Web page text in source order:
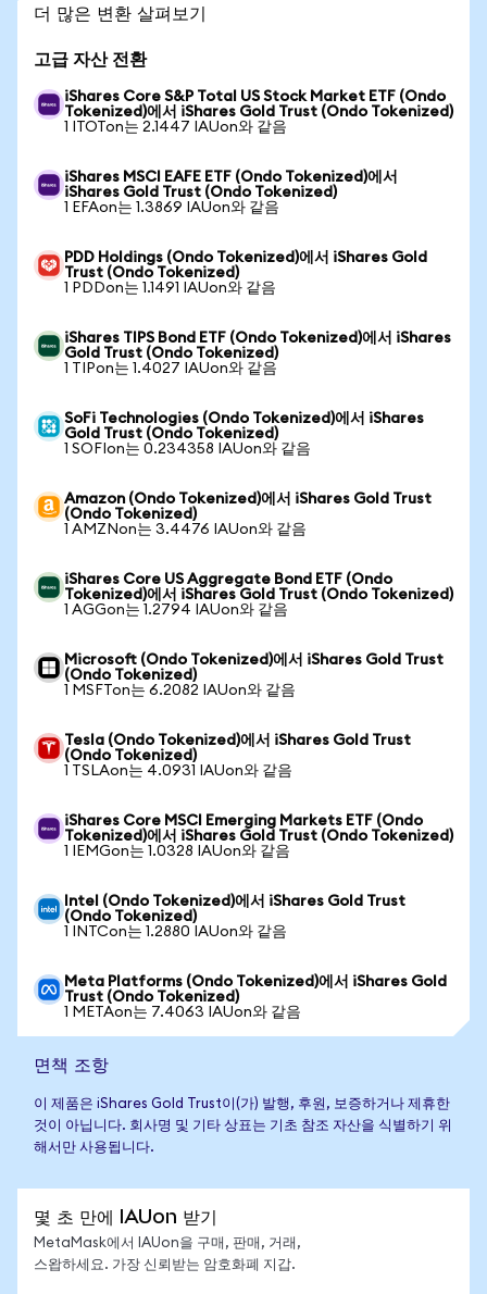
더 많은 변환 살펴보기
고급 자산 전환
iShares Core S&P Total US Stock Market ETF (Ondo
Tokenized)에서 iShares Gold Trust (Ondo Tokenized)
1 ITOTon는 2.1447 IAUon와 같음
iShares MSCI EAFE ETF (Ondo Tokenized)에서
iShares Gold Trust (Ondo Tokenized)
1 EFAon는 1.3869 IAUon와 같음
PDD Holdings (Ondo Tokenized)에서 iShares Gold
Trust (Ondo Tokenized)
1 PDDon는 1.1491 IAUon와 같음
iShares TIPS Bond ETF (Ondo Tokenized)에서 iShares
Gold Trust (Ondo Tokenized)
1 TIPon는 1.4027 IAUon와 같음
SoFi Technologies (Ondo Tokenized)에서 iShares
Gold Trust (Ondo Tokenized)
1 SOFIon는 0.234358 IAUon와 같음
Amazon (Ondo Tokenized)에서 iShares Gold Trust
(Ondo Tokenized)
1 AMZNon는 3.4476 IAUon와 같음
iShares Core US Aggregate Bond ETF (Ondo
Tokenized)에서 iShares Gold Trust (Ondo Tokenized)
1 AGGon는 1.2794 IAUon와 같음
Microsoft (Ondo Tokenized)에서 iShares Gold Trust
(Ondo Tokenized)
1 MSFTon는 6.2082 IAUon와 같음
Tesla (Ondo Tokenized)에서 iShares Gold Trust
(Ondo Tokenized)
1 TSLAon는 4.0931 IAUon와 같음
iShares Core MSCI Emerging Markets ETF (Ondo
Tokenized)에서 iShares Gold Trust (Ondo Tokenized)
1 IEMGon는 1.0328 IAUon와 같음
Intel (Ondo Tokenized)에서 iShares Gold Trust
(Ondo Tokenized)
1 INTCon는 1.2880 IAUon와 같음
Meta Platforms (Ondo Tokenized)에서 iShares Gold
Trust (Ondo Tokenized)
1 METAon는 7.4063 IAUon와 같음
면책 조항
이 제품은 iShares Gold Trust이(가) 발행, 후원, 보증하거나 제휴한
것이 아닙니다. 회사명 및 기타 상표는 기초 참조 자산을 식별하기 위
해서만 사용됩니다.
몇 초 만에 IAUon 받기
MetaMask에서 IAUon을 구매, 판매, 거래,
스왑하세요. 가장 신뢰받는 암호화폐 지갑.